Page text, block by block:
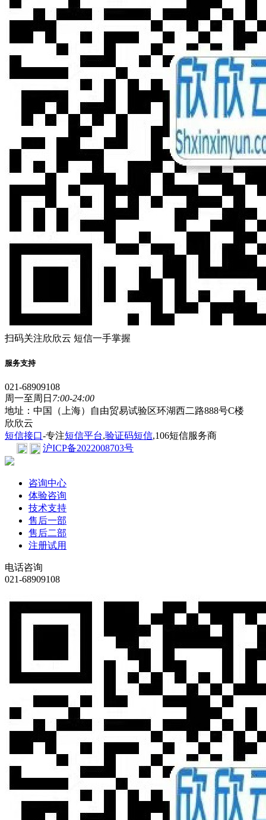
扫码关注欣欣云 短信一手掌握
服务支持
021-68909108
周一至周日 7:00-24:00
地址：中国（上海）自由贸易试验区环湖西二路888号C楼
欣欣云
短信接口-专注短信平台,验证码短信,106短信服务商
沪ICP备2022008703号
咨询中心
体验咨询
技术支持
售后一部
售后二部
注册试用
电话咨询
021-68909108